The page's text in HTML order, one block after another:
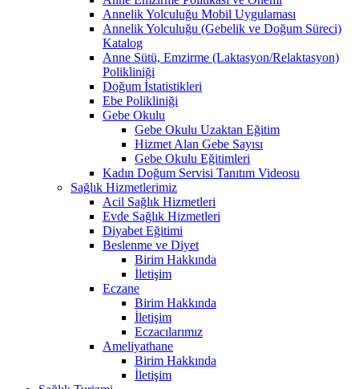
Annelik Yolculuğu Mobil Uygulaması
Annelik Yolculuğu (Gebelik ve Doğum Süreci)
Katalog
Anne Sütü, Emzirme (Laktasyon/Relaktasyon)
Polikliniği
Doğum İstatistikleri
Ebe Polikliniği
Gebe Okulu
Gebe Okulu Uzaktan Eğitim
Hizmet Alan Gebe Sayısı
Gebe Okulu Eğitimleri
Kadın Doğum Servisi Tanıtım Videosu
Sağlık Hizmetlerimiz
Acil Sağlık Hizmetleri
Evde Sağlık Hizmetleri
Diyabet Eğitimi
Beslenme ve Diyet
Birim Hakkında
İletişim
Eczane
Birim Hakkında
İletişim
Eczacılarımız
Ameliyathane
Birim Hakkında
İletişim